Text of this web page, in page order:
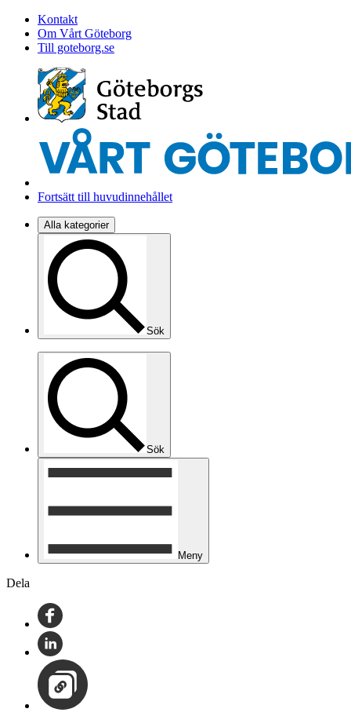
Kontakt
Om Vårt Göteborg
Till goteborg.se
Fortsätt till huvudinnehållet
Alla kategorier
Sök
Sök
Meny
Dela